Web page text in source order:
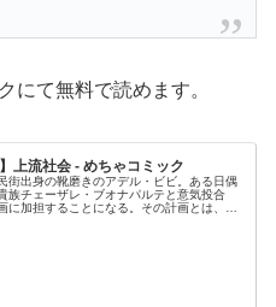
にて無料で読めます。
上流社会 - めちゃコミック
街出身の靴磨きのアデル・ビビ。ある日偶
族チェーザレ・ブオナパルテと意気投合
に加担することになる。その計画とは、ブ